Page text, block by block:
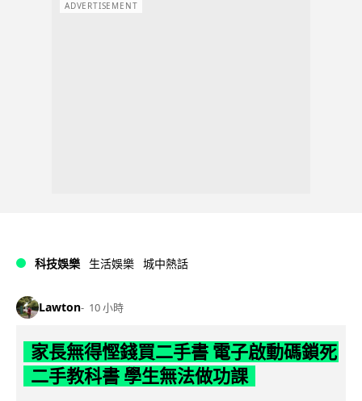
ADVERTISEMENT
科技娛樂 生活娛樂 城中熱話
Lawton 10 小時
家長無得慳錢買二手書 電子啟動碼鎖死
二手教科書 學生無法做功課